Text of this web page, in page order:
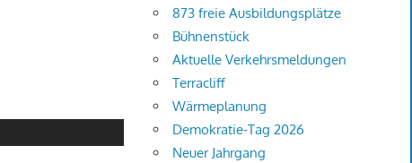
873 freie Ausbildungsplätze
Bühnenstück
Aktuelle Verkehrsmeldungen
Terracliff
Wärmeplanung
Demokratie-Tag 2026
Neuer Jahrgang